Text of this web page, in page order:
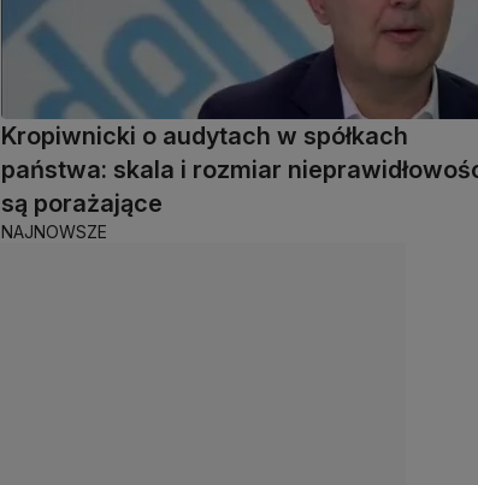
Kropiwnicki o audytach w spółkach
państwa: skala i rozmiar
są porażające
NAJNOWSZE